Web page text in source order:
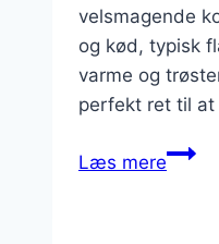
velsmagende
og kød, typisk
varme og
perfekt ret til
Læs mere